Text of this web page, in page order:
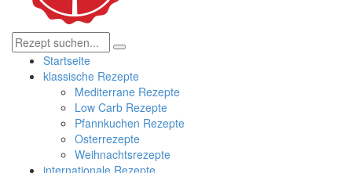
Startseite
klassische Rezepte
Mediterrane Rezepte
Low Carb Rezepte
Pfannkuchen Rezepte
Osterrezepte
Weihnachtsrezepte
internationale Rezepte